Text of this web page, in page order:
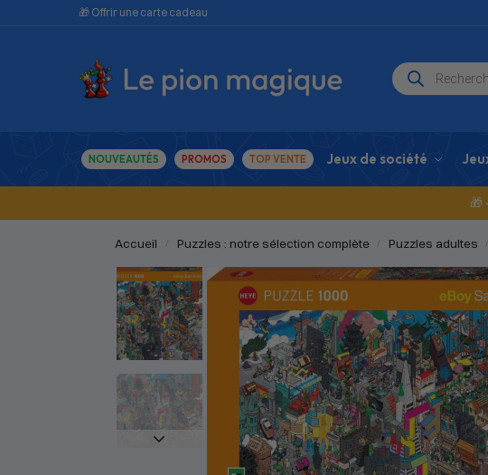
🎁 Offrir une carte cadeau
NOUVEAUTÉS PROMOS TOP VENTE Jeux de société
🎁
Accueil Puzzles : notre sélection complète Puzzles adultes